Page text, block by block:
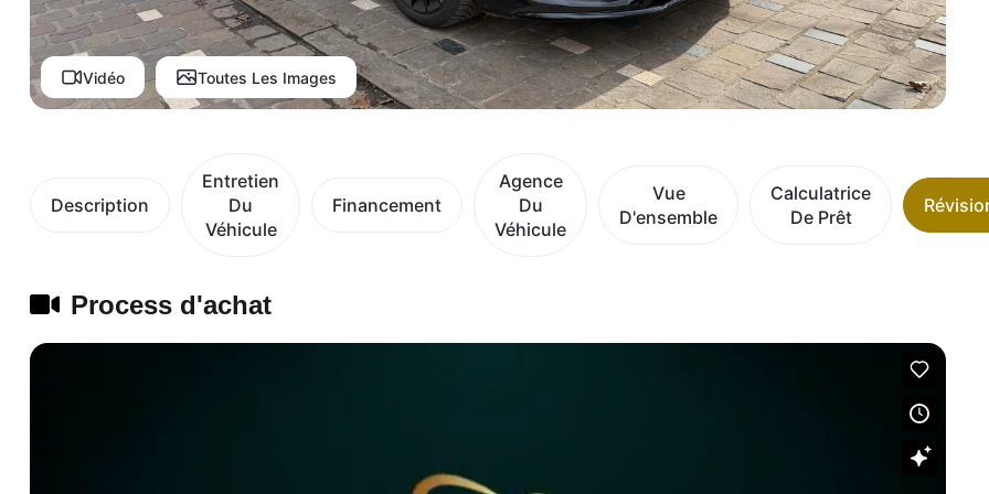
Vidéo Toutes Les Images
Description
Entretien
Du
Véhicule
Financement
Agence
Du
Véhicule
Vue
D'ensemble
Calculatrice
De Prêt
Process d'achat